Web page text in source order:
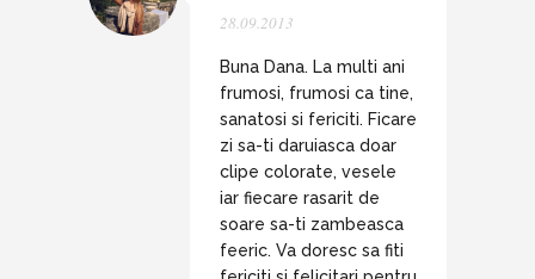
28.09.2013
Buna Dana. La multi ani
frumosi, frumosi ca tine,
sanatosi si fericiti. Ficare
zi sa-ti daruiasca doar
clipe colorate, vesele
iar fiecare rasarit de
soare sa-ti zambeasca
feeric. Va doresc sa fiti